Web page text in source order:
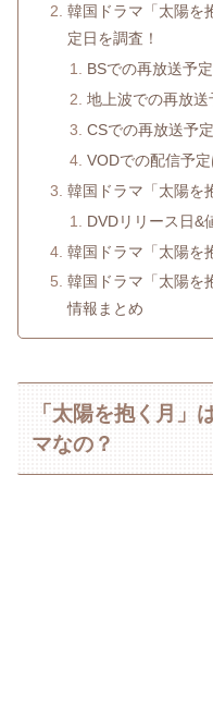
韓国ドラマ「太陽を
定日を調査！
BSでの再放送予
地上波での再放送
CSでの再放送予
VODでの配信予定
韓国ドラマ「太陽を
DVDリリース日&
韓国ドラマ「太陽を
韓国ドラマ「太陽を
情報まとめ
「太陽を抱く月」
マなの？